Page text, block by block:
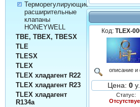
Терморегулирующие
расширительные
клапаны
HONEYWELL
TBE, TBEX, TBESX
TLE
TLESX
TLEX
TLEX хладагент R22
TLEX хладагент R23
TLEX хладагент
R134а
Код:TLEX-
описание и
Цена: 0
Статус: